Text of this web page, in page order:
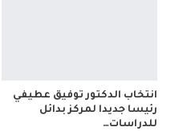
انتخاب الدكتور توفيق عطيفي
رئيسا جديدا لمركز بدائل
للدراسات…